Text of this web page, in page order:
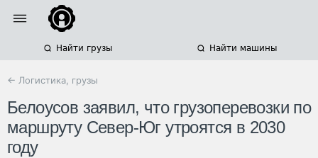
Найти грузы Найти машины
← Логистика, грузы
Белоусов заявил, что грузоперевозки по
маршруту Север-Юг утроятся в 2030
году